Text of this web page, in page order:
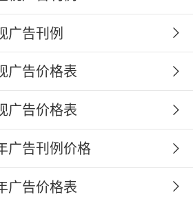
广告刊例
广告价格表
广告价格表
广告刊例价格
广告价格表